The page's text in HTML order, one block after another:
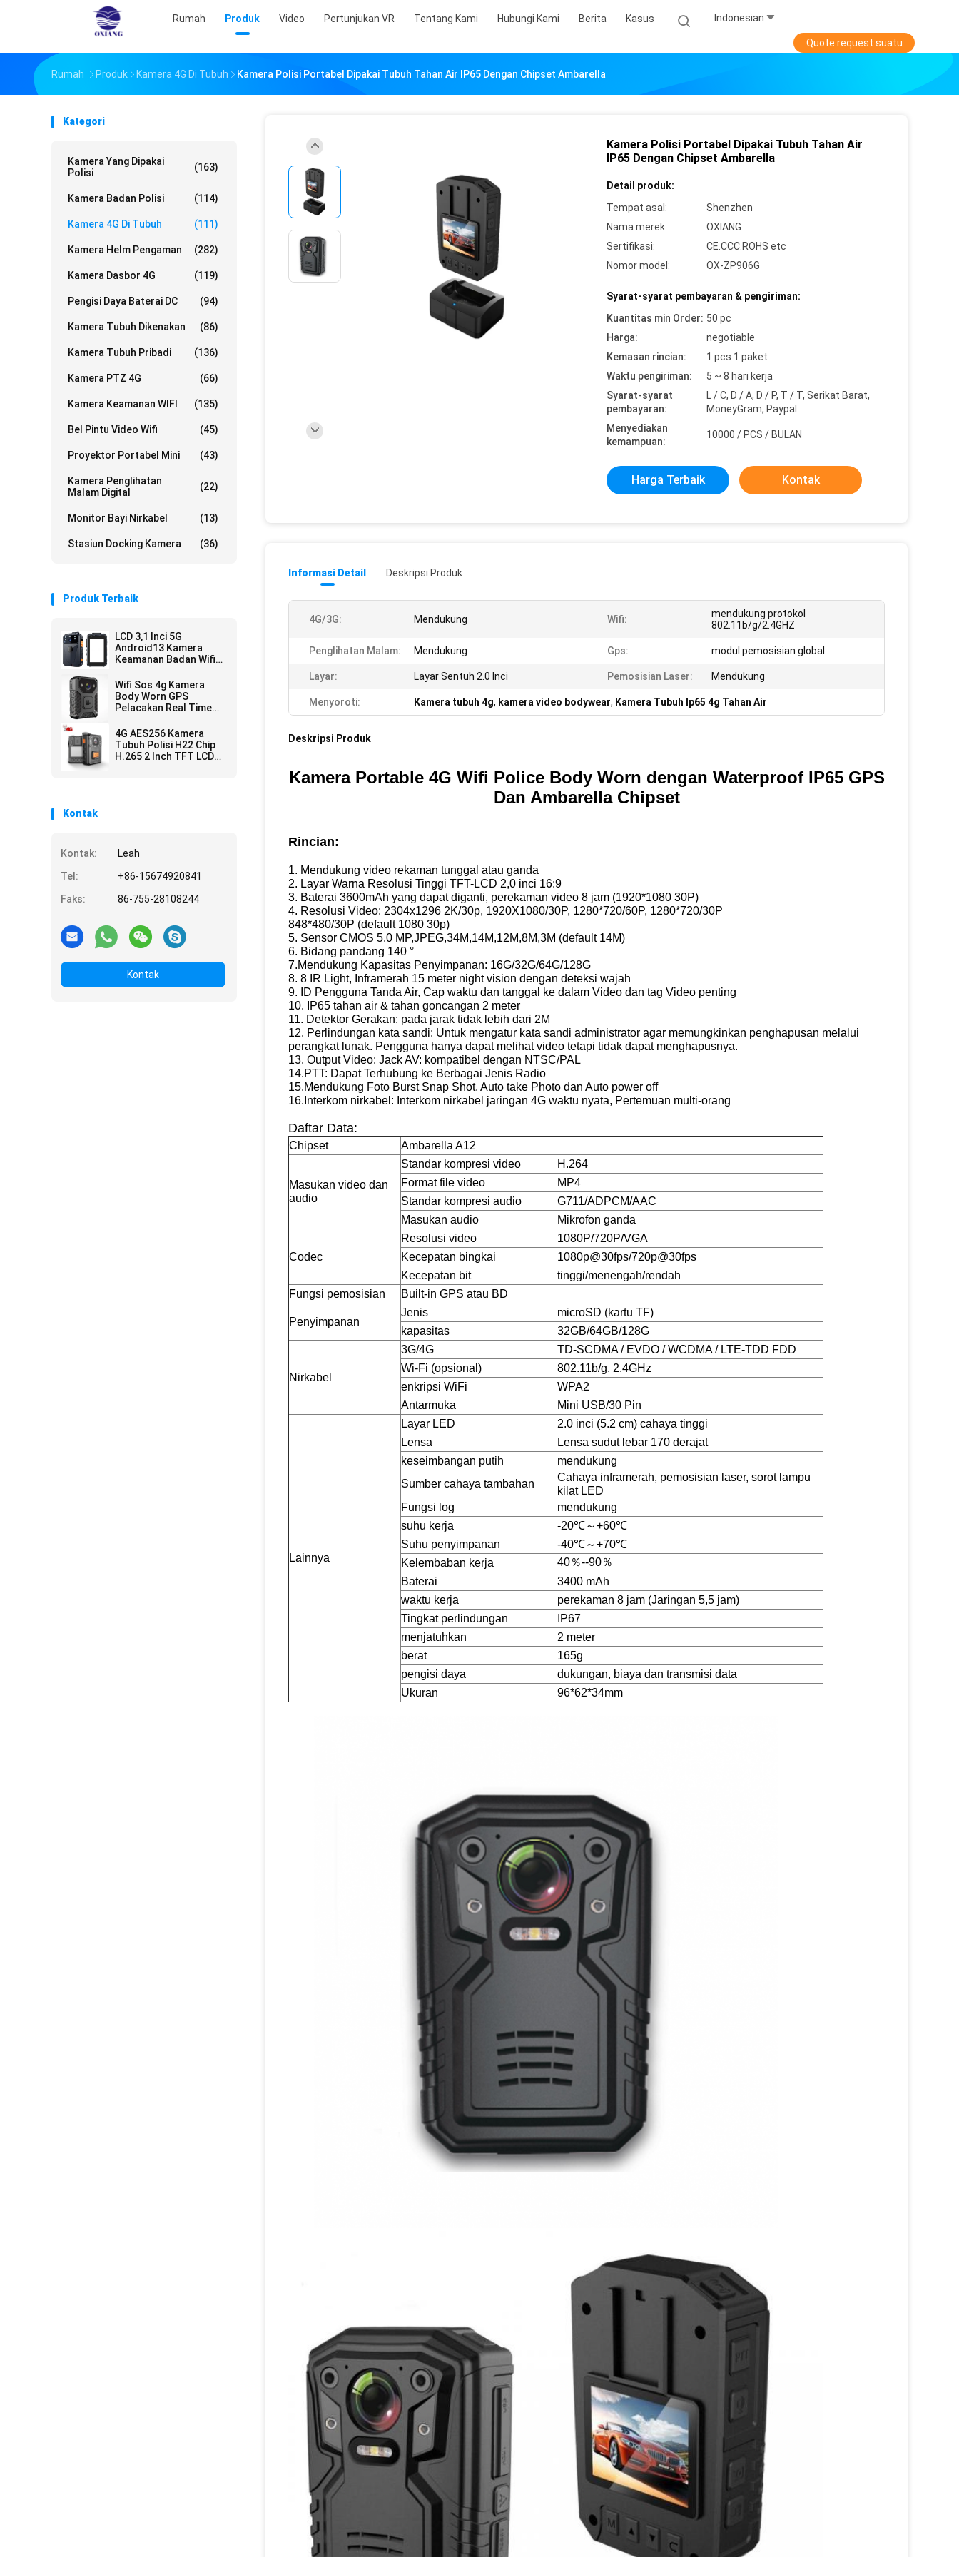
Rumah Produk Video Pertunjukan VR Tentang Kami Hubungi Kami Berita Kasus Indonesian
Quote request suatu
Rumah Produk Kamera 4G Di Tubuh Kamera Polisi Portabel Dipakai Tubuh Tahan Air IP65 Dengan Chipset Ambarella
Kategori
Kamera Yang Dipakai
Polisi
(163)
Kamera Badan Polisi (114)
Kamera 4G Di Tubuh (111)
Kamera Helm Pengaman (282)
Kamera Dasbor 4G (119)
Pengisi Daya Baterai DC (94)
Kamera Tubuh Dikenakan (86)
Kamera Tubuh Pribadi (136)
Kamera PTZ 4G (66)
Kamera Keamanan WIFI (135)
Bel Pintu Video Wifi (45)
Proyektor Portabel Mini (43)
Kamera Penglihatan
Malam Digital
(22)
Monitor Bayi Nirkabel (13)
Stasiun Docking Kamera (36)
Produk Terbaik
LCD 3,1 Inci 5G
Android13 Kamera
Keamanan Badan Wifi
Live
Wifi Sos 4g Kamera
Body Worn GPS
Pelacakan Real Time
High Definition
4G AES256 Kamera
Tubuh Polisi H22 Chip
H.265 2 Inch TFT LCD
Kontak
Kontak:
Leah
Tel:
+86-15674920841
Faks:
86-755-28108244
Kontak
Kamera Polisi Portabel Dipakai Tubuh Tahan Air
IP65 Dengan Chipset Ambarella
Detail produk:
Tempat asal:
Shenzhen
Nama merek:
OXIANG
Sertifikasi:
CE.CCC.ROHS etc
Nomor model:
OX-ZP906G
Syarat-syarat pembayaran & pengiriman:
Kuantitas min Order: 50 pc
Harga:
negotiable
Kemasan rincian:
1 pcs 1 paket
Waktu pengiriman:
5 ~ 8 hari kerja
Syarat-syarat
pembayaran:
L / C, D / A, D / P, T / T, Serikat Barat,
MoneyGram, Paypal
Menyediakan
kemampuan:
10000 / PCS / BULAN
Harga Terbaik Kontak
Informasi Detail Deskripsi Produk
4G/3G: Mendukung Wifi:
mendukung protokol
802.11b/g/2.4GHZ
Penglihatan Malam: Mendukung Gps: modul pemosisian global
Layar: Layar Sentuh 2.0 Inci Pemosisian Laser: Mendukung
Menyoroti: Kamera tubuh 4g, kamera video bodywear, Kamera Tubuh Ip65 4g Tahan Air
Deskripsi Produk
Kamera Portable 4G Wifi Police Body Worn dengan Waterproof IP65 GPS
Dan Ambarella Chipset
Rincian:
1. Mendukung video rekaman tunggal atau ganda
2. Layar Warna Resolusi Tinggi TFT-LCD 2,0 inci 16:9
3. Baterai 3600mAh yang dapat diganti, perekaman video 8 jam (1920*1080 30P)
4. Resolusi Video: 2304x1296 2K/30p, 1920X1080/30P, 1280*720/60P, 1280*720/30P
848*480/30P (default 1080 30p)
5. Sensor CMOS 5.0 MP,JPEG,34M,14M,12M,8M,3M (default 14M)
6. Bidang pandang 140 °
7.Mendukung Kapasitas Penyimpanan: 16G/32G/64G/128G
8. 8 IR Light, Inframerah 15 meter night vision dengan deteksi wajah
9. ID Pengguna Tanda Air, Cap waktu dan tanggal ke dalam Video dan tag Video penting
10. IP65 tahan air & tahan goncangan 2 meter
11. Detektor Gerakan: pada jarak tidak lebih dari 2M
12. Perlindungan kata sandi: Untuk mengatur kata sandi administrator agar memungkinkan penghapusan melalui
perangkat lunak. Pengguna hanya dapat melihat video tetapi tidak dapat menghapusnya.
13. Output Video: Jack AV: kompatibel dengan NTSC/PAL
14.PTT: Dapat Terhubung ke Berbagai Jenis Radio
15.Mendukung Foto Burst Snap Shot, Auto take Photo dan Auto power off
16.Interkom nirkabel: Interkom nirkabel jaringan 4G waktu nyata, Pertemuan multi-orang
Daftar Data:
Chipset Ambarella A12
Masukan video dan
audio
Standar kompresi video
H.264
Format file video
MP4
Standar kompresi audio
G711/ADPCM/AAC
Masukan audio
Mikrofon ganda
Codec
Resolusi video
1080P/720P/VGA
Kecepatan bingkai
1080p@30fps/720p@30fps
Kecepatan bit
tinggi/menengah/rendah
Fungsi pemosisian
Built-in GPS atau BD
Penyimpanan
Jenis
microSD (kartu TF)
kapasitas
32GB/64GB/128G
Nirkabel
3G/4G
TD-SCDMA / EVDO / WCDMA / LTE-TDD FDD
Wi-Fi (opsional)
802.11b/g, 2.4GHz
enkripsi WiFi
WPA2
Antarmuka
Mini USB/30 Pin
Lainnya
Layar LED
2.0 inci (5.2 cm) cahaya tinggi
Lensa
Lensa sudut lebar 170 derajat
keseimbangan putih
mendukung
Sumber cahaya tambahan
Cahaya inframerah, pemosisian laser, sorot lampu
kilat LED
Fungsi log
mendukung
suhu kerja
-20℃～+60℃
Suhu penyimpanan
-40℃～+70℃
Kelembaban kerja
40％--90％
Baterai
3400 mAh
waktu kerja
perekaman 8 jam (Jaringan 5,5 jam)
Tingkat perlindungan
IP67
menjatuhkan
2 meter
berat
165g
pengisi daya
dukungan, biaya dan transmisi data
Ukuran
96*62*34mm